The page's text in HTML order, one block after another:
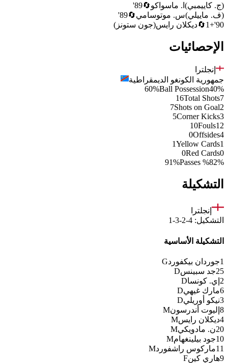
(ج. كاييمبي) ا. ماسواكو🔄
89
'
(ف. ماييلي)س. موتوسامي🔄
89
'
90
'
+1
🔄ديكلان رايس(جون ستونز )
الإحصائيات
إنجلترا
جمهورية الكونغو الديمقراطية
60%Ball Possession40%
16Total Shots7
7Shots on Goal2
5Corner Kicks3
10Fouls12
0Offsides4
1Yellow Cards1
0Red Cards0
91%Passes %82%
التشكيلة
إنجلترا
التشكيل:
4-2-3-1
التشكيلة الأساسية
1جوردان بيكفوردG
25جد سبينسD
2 إي. كونساD
6مارك غيهيD
3نيكو أوريليD
8 إليوت أندرسونM
4ديكلان رايسM
20ن. مادويكيM
10جود بيلينغهامM
11ماركوس راشفوردM
9هاري كينF